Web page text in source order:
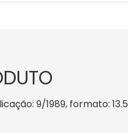
9/1989, formato: